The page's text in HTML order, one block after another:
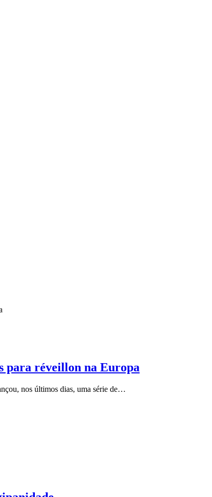
para réveillon na Europa
nos últimos dias, uma série de…